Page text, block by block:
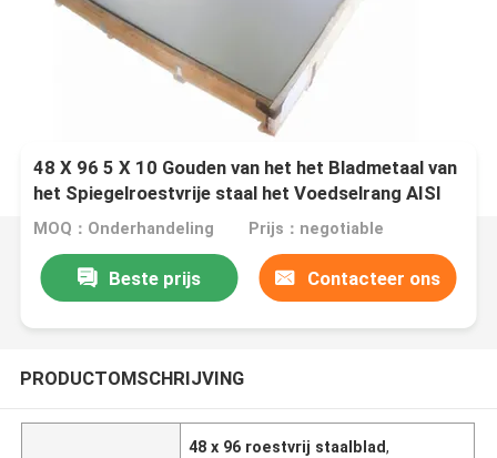
48 X 96 5 X 10 Gouden van het het Bladmetaal van
het Spiegelroestvrije staal het Voedselrang AISI
201 SS 304 30 904l
MOQ：Onderhandeling Prijs：negotiable
Beste prijs Contacteer ons
PRODUCTOMSCHRIJVING
48 x 96 roestvrij staalblad,